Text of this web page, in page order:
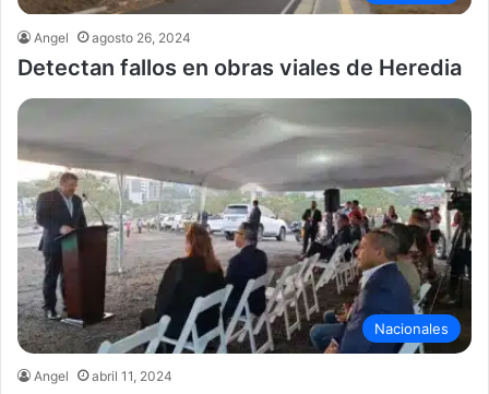
Angel agosto 26, 2024
Detectan fallos en obras viales de Heredia
Nacionales
Angel abril 11, 2024